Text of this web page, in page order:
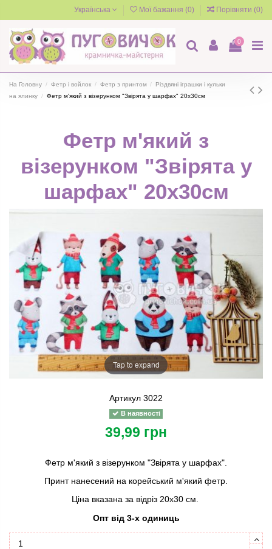
Українська Мої бажання (0) Порівняти (0)
0
На Головну Фетр і войлок Фетр з принтом
Різдвяні іграшки і кульки
на ялинку
Фетр м'який з візерунком "Звірята у шарфах" 20х30см
Фетр м'який з
візерунком "Звірята у
шарфах" 20х30см
Tap to expand
Артикул 3022
В наявності
39,99 грн
Фетр м'який з візерунком "Звірята у шарфах".
Принт нанесений на корейський м'який фетр.
Ціна вказана за відріз 20х30 см.
Опт від 3-х одиниць